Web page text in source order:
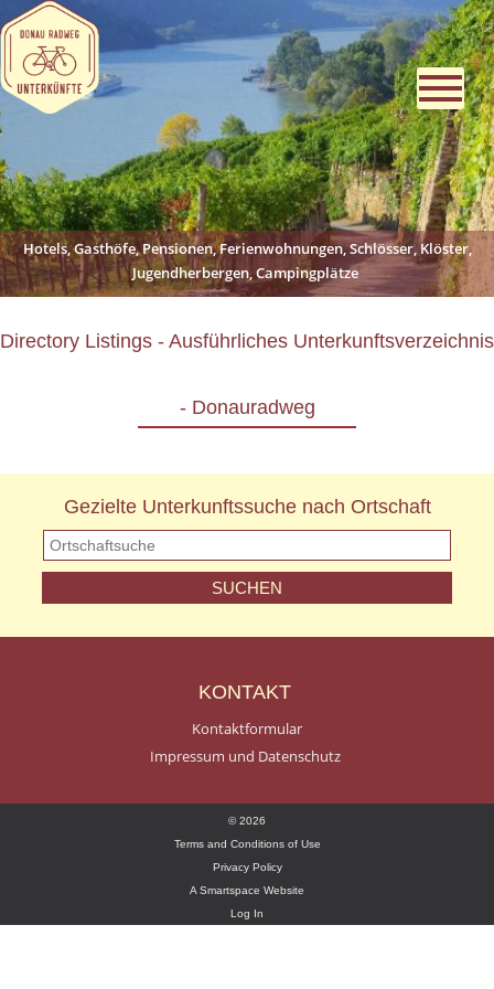
Hotels, Gasthöfe, Pensionen, Ferienwohnungen, Schlösser, Klöster,
Jugendherbergen, Campingplätze
Directory Listings - Ausführliches Unterkunftsverzeichnis
- Donauradweg
Gezielte Unterkunftssuche nach Ortschaft
KONTAKT
Kontaktformular
Impressum und Datenschutz
© 2026
Terms and Conditions of Use
Privacy Policy
A Smartspace Website
Log In